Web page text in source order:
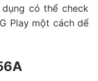
có thể check
Play một cách dể